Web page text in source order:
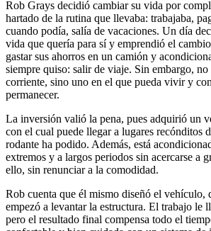
Rob Grays decidió cambiar su vida por
hartado de la rutina que llevaba: trabajaba,
cuando podía, salía de vacaciones. Un día
vida que quería para sí y emprendió el
gastar sus ahorros en un camión y
siempre quiso: salir de viaje. Sin embargo,
corriente, sino uno en el que pueda vivir y
permanecer.
La inversión valió la pena, pues adquirió un
con el cual puede llegar a lugares recónditos
rodante ha podido. Además, está
extremos y a largos periodos sin acercarse a
ello, sin renunciar a la comodidad.
Rob cuenta que él mismo diseñó el vehículo,
empezó a levantar la estructura. El trabajo le
pero el resultado final compensa todo el